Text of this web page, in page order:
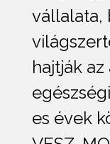
vállalata,
hajtják
es évek